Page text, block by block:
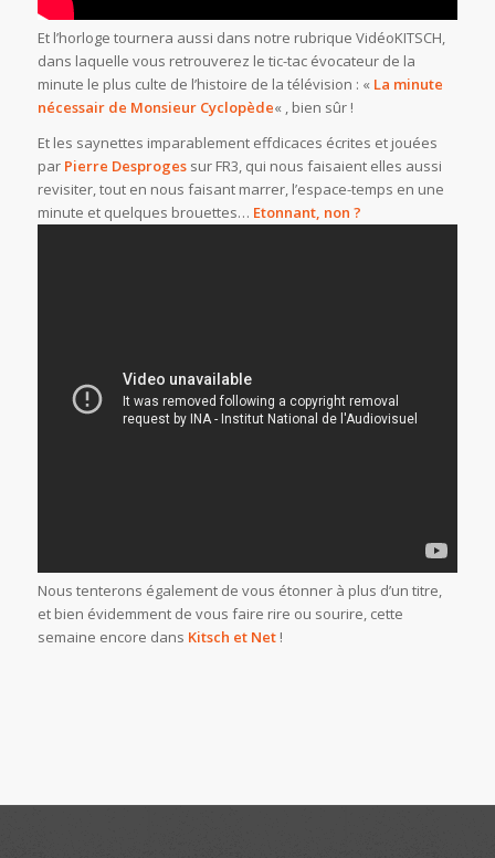
Et l’horloge tournera aussi dans notre rubrique VidéoKITSCH,
dans laquelle vous retrouverez le tic-tac évocateur de la
minute le plus culte de l’histoire de la télévision : « La minute
nécessair de Monsieur Cyclopède« , bien sûr !
Et les saynettes imparablement effdicaces écrites et jouées
par Pierre Desprogessur FR3, qui nous faisaient elles aussi
revisiter, tout en nous faisant marrer, l’espace-temps en une
minute et quelques brouettes… Etonnant, non ?
Nous tenterons également de vous étonner à plus d’un titre,
et bien évidemment de vous faire rire ou sourire, cette
semaine encore dans Kitsch et Net!